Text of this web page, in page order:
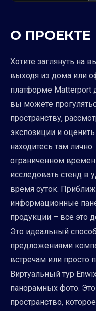
О ПРОЕКТЕ
Хотите заглянуть на
выходя из дома или
платформе Matterport
вы можете
пространству,
экспозиции и
находитесь там
ограниченном
исследовать стенд в
время суток.
информационные
продукции – все это
Это идеальный
предложениями
встречам или просто
Виртуальный тур
панорамных фото.
пространство,